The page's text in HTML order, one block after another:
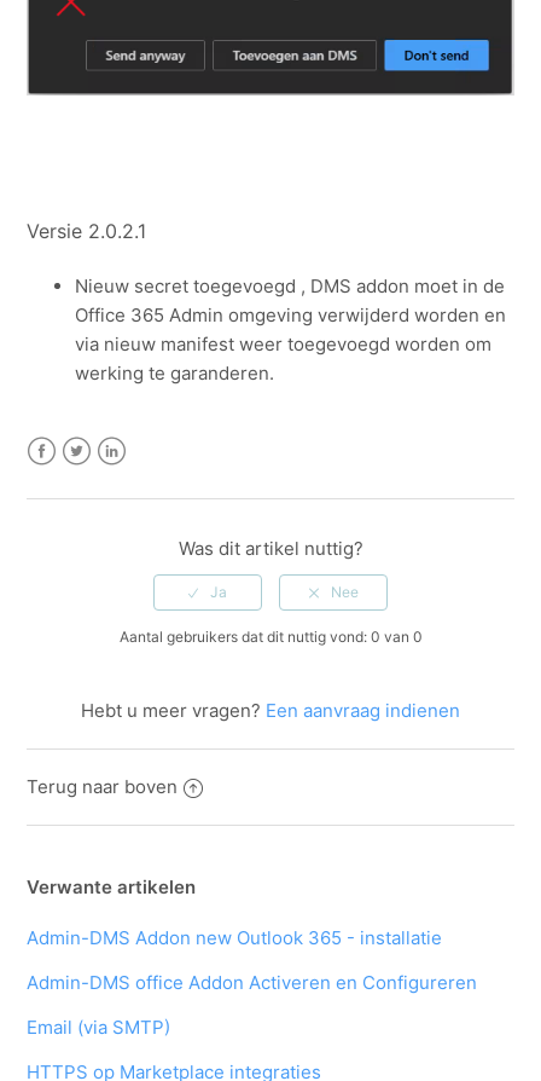
Versie 2.0.2.1
Nieuw secret toegevoegd , DMS addon moet in de
Office 365 Admin omgeving verwijderd worden en
via nieuw manifest weer toegevoegd worden om
werking te garanderen.
Was dit artikel nuttig?
Aantal gebruikers dat dit nuttig vond: 0 van 0
Hebt u meer vragen? Een aanvraag indienen
Terug naar boven
Verwante artikelen
Admin-DMS Addon new Outlook 365 - installatie
Admin-DMS office Addon Activeren en Configureren
Email (via SMTP)
HTTPS op Marketplace integraties